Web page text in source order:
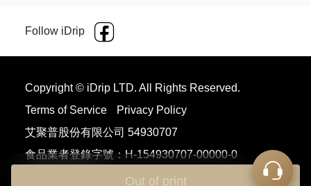
Out of print
Follow iDrip
Copyright © iDrip LTD. All Rights Reserved.
Terms of Service
Privacy Policy
艾聚普股份有限公司 54930707
食品業者登錄字號：H-154930707-00000-0